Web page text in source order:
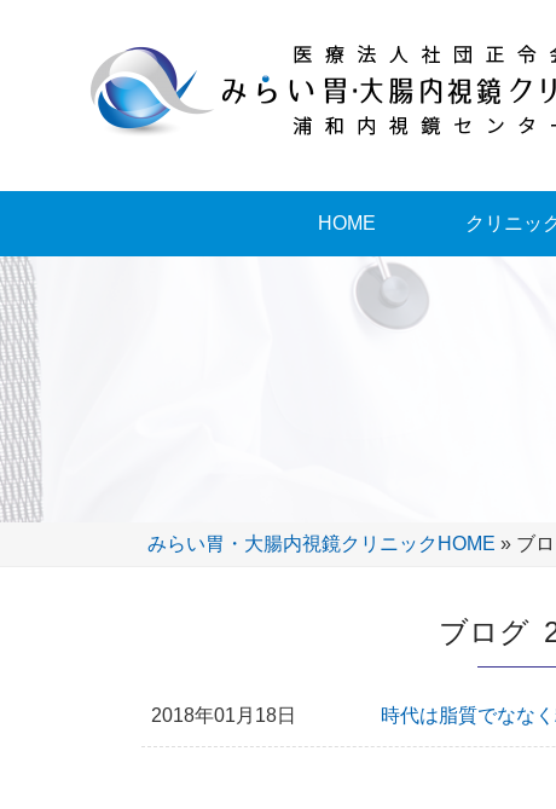
HOME クリニッ
みらい胃・大腸内視鏡クリニックHOME » ブ
ブログ
2018年01月18日 時代は脂質でなな